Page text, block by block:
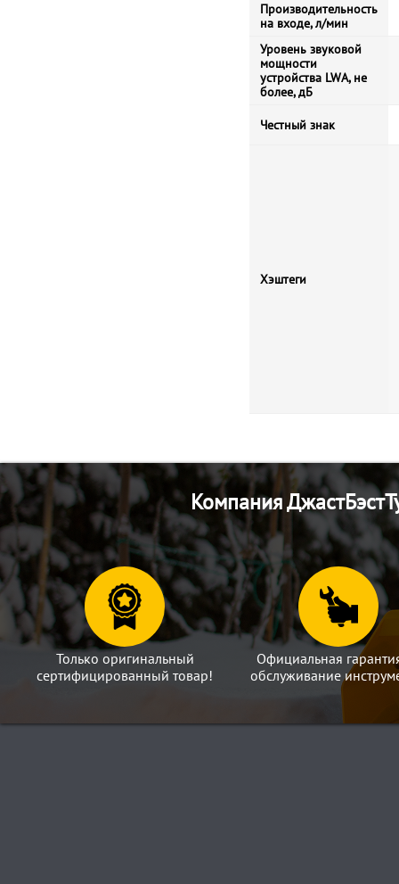
Производительность
на входе, л/мин
Уровень звуковой
мощности
устройства LWA, не
более, дБ
Честный знак
Хэштеги
Компания
Только оригинальный
сертифицированный товар!
Официальная
обслуживание